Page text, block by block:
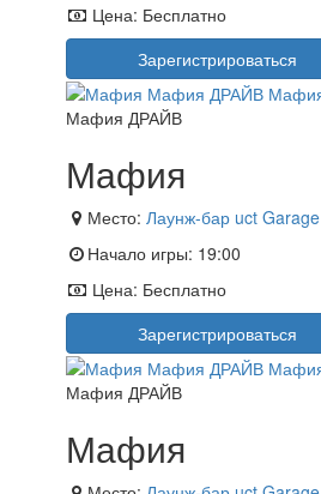
Цена: Бесплатно
Зарегистрироваться
Мафия ДРАЙВ
Мафия
Место: Лаунж-бар uct Garage
Начало игры: 19:00
Цена: Бесплатно
Зарегистрироваться
Мафия ДРАЙВ
Мафия